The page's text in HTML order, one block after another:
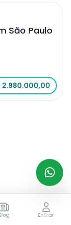
São Paulo
2.980.000,00
Entrar